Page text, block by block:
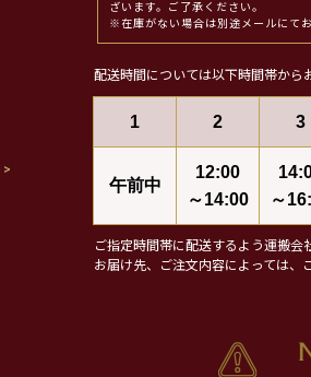
ざいます。ご了承ください。
※在庫がない場合は別途メールにて
配送時間については以下時間帯から
1 2 3
午前中
12:00
～14:00
～
ご指定時間帯に配送するよう運搬会
お届け先、ご注文内容によっては、